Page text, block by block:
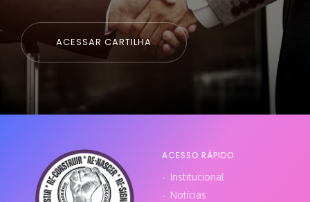
ACESSAR CARTILHA
ACESSO RÁPIDO
Institucional
Notícias